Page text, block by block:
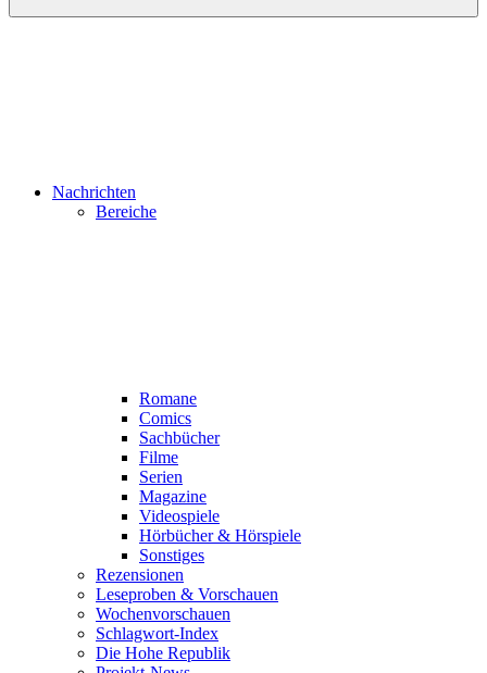
Nachrichten
Bereiche
Romane
Comics
Sachbücher
Filme
Serien
Magazine
Videospiele
Hörbücher & Hörspiele
Sonstiges
Rezensionen
Leseproben & Vorschauen
Wochenvorschauen
Schlagwort-Index
Die Hohe Republik